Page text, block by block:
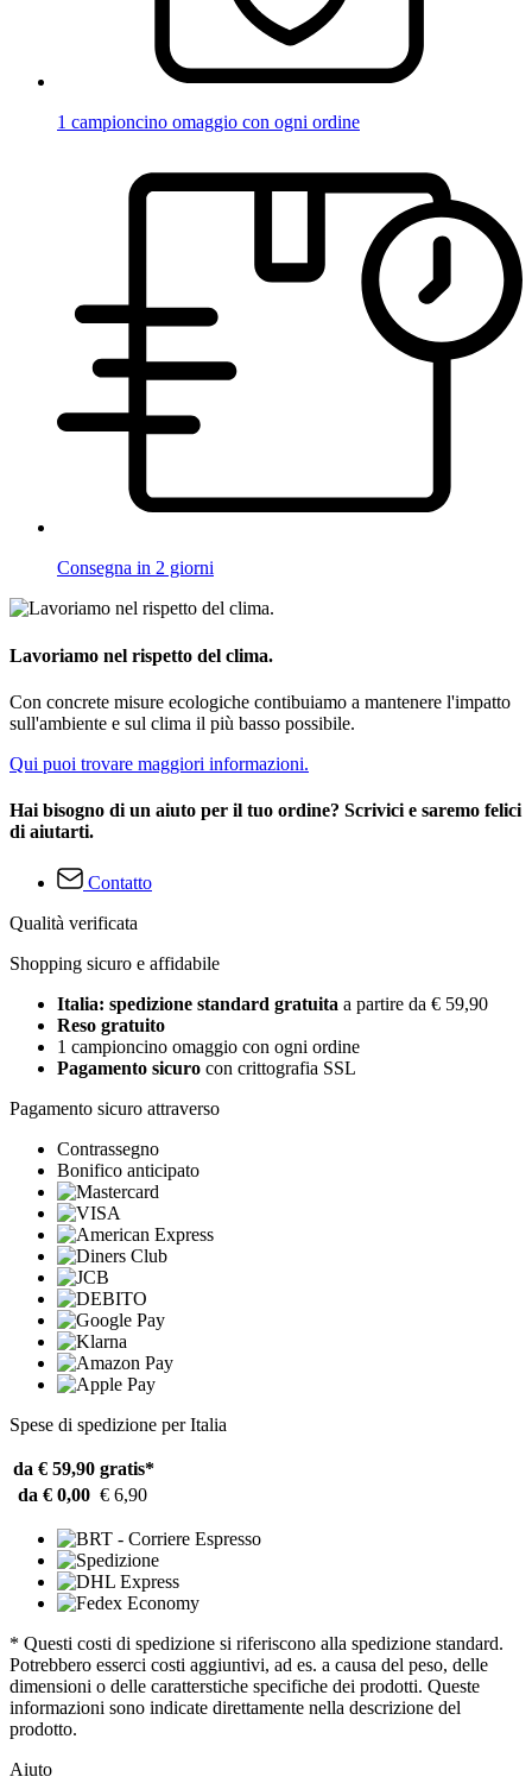
1 campioncino omaggio con ogni ordine
Consegna in 2 giorni
Lavoriamo nel rispetto del clima.
Con concrete misure ecologiche contibuiamo a mantenere l'impatto
sull'ambiente e sul clima il più basso possibile.
Qui puoi trovare maggiori informazioni.
Hai bisogno di un aiuto per il tuo ordine? Scrivici e saremo felici
di aiutarti.
Contatto
Qualità verificata
Shopping sicuro e affidabile
Italia: spedizione standard gratuita a partire da € 59,90
Reso gratuito
1 campioncino omaggio con ogni ordine
Pagamento sicuro con crittografia SSL
Pagamento sicuro attraverso
Contrassegno
Bonifico anticipato
Spese di spedizione per Italia
da € 59,90 gratis*
da € 0,00 € 6,90
* Questi costi di spedizione si riferiscono alla spedizione standard.
Potrebbero esserci costi aggiuntivi, ad es. a causa del peso, delle
dimensioni o delle caratterstiche specifiche dei prodotti. Queste
informazioni sono indicate direttamente nella descrizione del
prodotto.
Aiuto